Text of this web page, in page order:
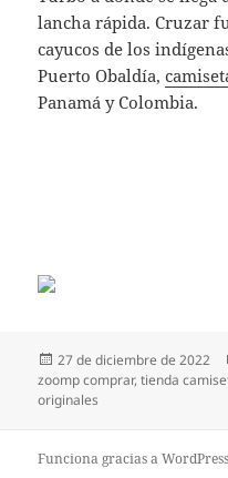
lancha rápida. Cruzar
cayucos de los
Puerto Obaldía,
Panamá y Colombia.
Publicado
el
27 de diciembre de 2022
zoomp comprar,tienda
originales
Funciona gracias a WordPress